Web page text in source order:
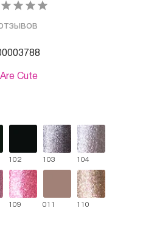
Cute
102 103 104
109 011 110